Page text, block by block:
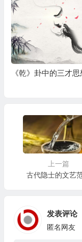
《乾》卦中的三才思
上一篇
古代隐士的文艺
发表评论
匿名网友